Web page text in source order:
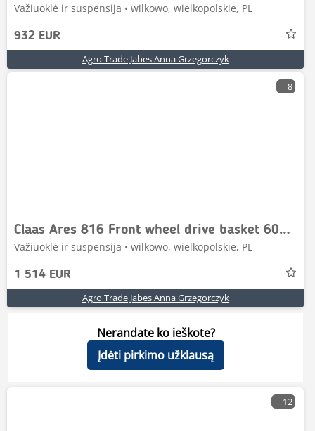
Važiuoklė ir suspensija • wilkowo, wielkopolskie, PL
932 EUR
Agro Trade Jabes Anna Grzegorczyk
8
Claas Ares 816 Front wheel drive basket 6005024083
Važiuoklė ir suspensija • wilkowo, wielkopolskie, PL
1 514 EUR
Agro Trade Jabes Anna Grzegorczyk
Nerandate ko ieškote?
Įdėti pirkimo užklausą
12